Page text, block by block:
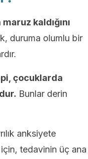
kaldığını
duruma olumlu bir
çocuklarda
Bunlar derin
anksiyete
tedavinin üç ana